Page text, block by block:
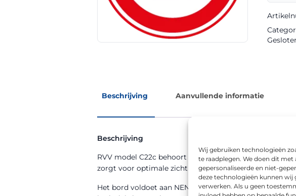
Wij gebruiken technologieën
te raadplegen. We doen dit
gepersonaliseerde en niet-
deze technologieën kunnen wij
verwerken. Als u geen
aantal
Beschrijving Aanvullende informatie
Beschrijving
RVV model C22c behoort tot de RVV-borden van Via
zorgt voor optimale zichtbaarheid, zowel overdag als ’s
Het bord voldoet aan NEN 12899-1 en is CE-